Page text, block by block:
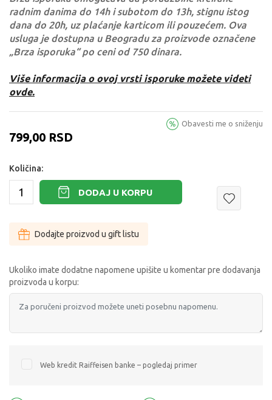
radnim danima do 14h i subotom do 13h, stignu istog
dana do 20h, uz plaćanje karticom ili pouzećem. Ova
usluga je dostupna u Beogradu za proizvode označene
„Brza isporuka“ po ceni od 750 dinara.
Više informacija o ovoj vrsti isporuke možete videti
ovde.
799,00 RSD
Obavesti me o sniženju
Količina:
DODAJ U KORPU
Dodajte proizvod u gift listu
Ukoliko imate dodatne napomene upišite u komentar pre dodavanja
proizvoda u korpu:
Web kredit Raiffeisen banke – pogledaj primer